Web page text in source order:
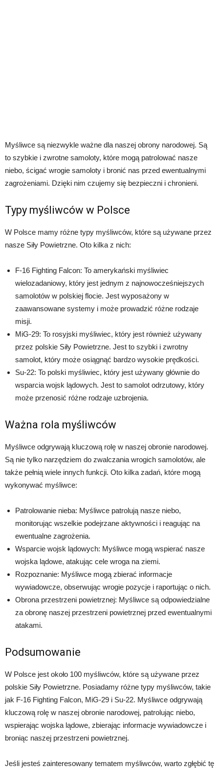
Myśliwce są niezwykle ważne dla naszej obrony narodowej. Są
to szybkie i zwrotne samoloty, które mogą patrolować nasze
niebo, ścigać wrogie samoloty i bronić nas przed ewentualnymi
zagrożeniami. Dzięki nim czujemy się bezpieczni i chronieni.
Typy myśliwców w Polsce
W Polsce mamy różne typy myśliwców, które są używane przez
nasze Siły Powietrzne. Oto kilka z nich:
F-16 Fighting Falcon: To amerykański myśliwiec
wielozadaniowy, który jest jednym z najnowocześniejszych
samolotów w polskiej flocie. Jest wyposażony w
zaawansowane systemy i może prowadzić różne rodzaje
misji.
MiG-29: To rosyjski myśliwiec, który jest również używany
przez polskie Siły Powietrzne. Jest to szybki i zwrotny
samolot, który może osiągnąć bardzo wysokie prędkości.
Su-22: To polski myśliwiec, który jest używany głównie do
wsparcia wojsk lądowych. Jest to samolot odrzutowy, który
może przenosić różne rodzaje uzbrojenia.
Ważna rola myśliwców
Myśliwce odgrywają kluczową rolę w naszej obronie narodowej.
Są nie tylko narzędziem do zwalczania wrogich samolotów, ale
także pełnią wiele innych funkcji. Oto kilka zadań, które mogą
wykonywać myśliwce:
Patrolowanie nieba: Myśliwce patrolują nasze niebo,
monitorując wszelkie podejrzane aktywności i reagując na
ewentualne zagrożenia.
Wsparcie wojsk lądowych: Myśliwce mogą wspierać nasze
wojska lądowe, atakując cele wroga na ziemi.
Rozpoznanie: Myśliwce mogą zbierać informacje
wywiadowcze, obserwując wrogie pozycje i raportując o nich.
Obrona przestrzeni powietrznej: Myśliwce są odpowiedzialne
za obronę naszej przestrzeni powietrznej przed ewentualnymi
atakami.
Podsumowanie
W Polsce jest około 100 myśliwców, które są używane przez
polskie Siły Powietrzne. Posiadamy różne typy myśliwców, takie
jak F-16 Fighting Falcon, MiG-29 i Su-22. Myśliwce odgrywają
kluczową rolę w naszej obronie narodowej, patrolując niebo,
wspierając wojska lądowe, zbierając informacje wywiadowcze i
broniąc naszej przestrzeni powietrznej.
Jeśli jesteś zainteresowany tematem myśliwców, warto zgłębić tę